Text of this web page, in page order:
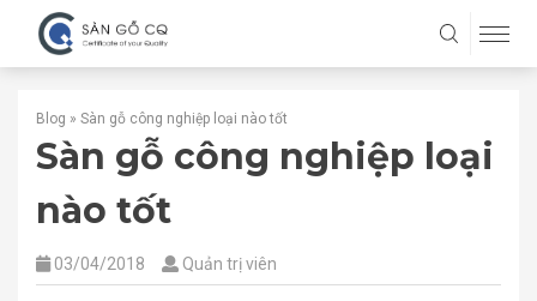
Blog » Sàn gỗ công nghiệp loại nào tốt
Sàn gỗ công nghiệp loại
nào tốt
03/04/2018 Quản trị viên